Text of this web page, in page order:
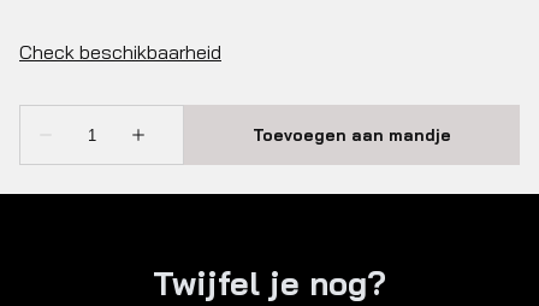
Twijfel je nog?